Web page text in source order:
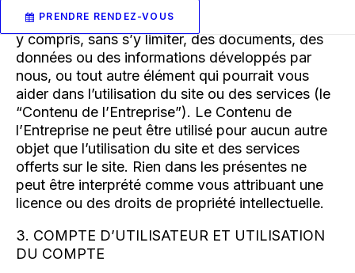
PRENDRE RENDEZ-VOUS
informations en raison de votre utilisation du site,
y compris, sans s’y limiter, des documents, des
données ou des informations développés par
nous, ou tout autre élément qui pourrait vous
aider dans l’utilisation du site ou des services (le
“Contenu de l’Entreprise”). Le Contenu de
l’Entreprise ne peut être utilisé pour aucun autre
objet que l’utilisation du site et des services
offerts sur le site. Rien dans les présentes ne
peut être interprété comme vous attribuant une
licence ou des droits de propriété intellectuelle.
3. COMPTE D’UTILISATEUR ET UTILISATION
DU COMPTE